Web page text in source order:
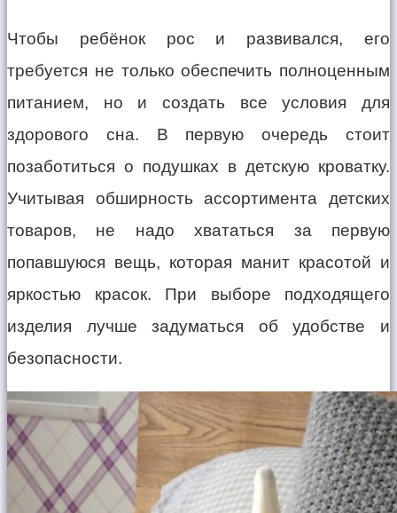
Чтобы ребёнок рос и развивался, его
требуется не только обеспечить полноценным
питанием, но и создать все условия для
здорового сна. В первую очередь стоит
позаботиться о подушках в детскую кроватку.
Учитывая обширность ассортимента детских
товаров, не надо хвататься за первую
попавшуюся вещь, которая манит красотой и
яркостью красок. При выборе подходящего
изделия лучше задуматься об удобстве и
безопасности.